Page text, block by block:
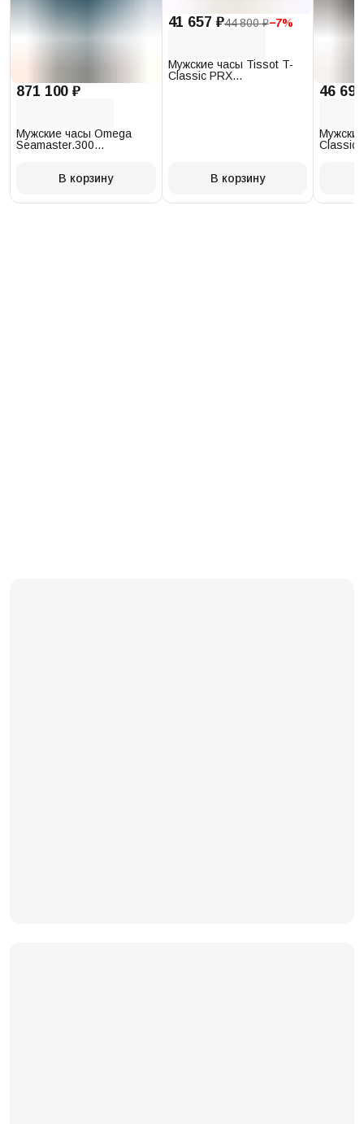
871 100 ₽
Мужские часы Omega
Seamaster.300
В корзину
41 657 ₽44 800 ₽−7%
Мужские часы Tissot T-
Classic PRX
В корзину
46
Classic